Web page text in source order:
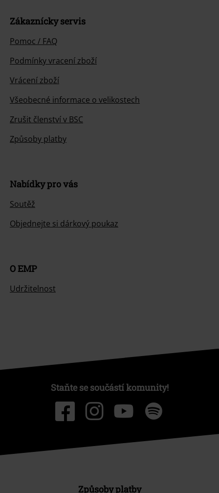
Zákaznícky servis
Pomoc / FAQ
Podmínky vracení zboží
Vrácení zboží
Všeobecné informace o velikostech
Zrušit členství v BSC
Způsoby platby
Nabídky pro vás
Soutěž
Objednejte si dárkový poukaz
O EMP
Udržitelnost
Staňte se součástí komunity!
Způsoby platby